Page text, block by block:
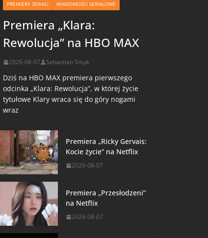
PREMIERY SERIALI WIADOMOŚCI SERIALOWE
Premiera „Klara:
Rewolucja” na HBO MAX
2026-08-07 Sebastian Smyk
Dziś na HBO MAX premiera pierwszego
odcinka „Klara: Rewolucja”, w której życie
tytułowe Klary wraca się do góry nogami
wraz
Premiera „Ricky Gervais:
Kocie życie” na Netflix
2026-08-07
Premiera „Przesłodzeni”
na Netflix
2026-08-07